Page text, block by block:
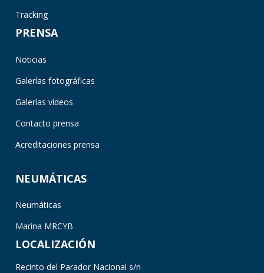
Tracking
PRENSA
Noticias
Galerías fotográficas
Galerías vídeos
Contacto prensa
Acreditaciones prensa
NEUMÁTICAS
Neumáticas
Marina MRCYB
LOCALIZACIÓN
Recinto del Parador Nacional s/n